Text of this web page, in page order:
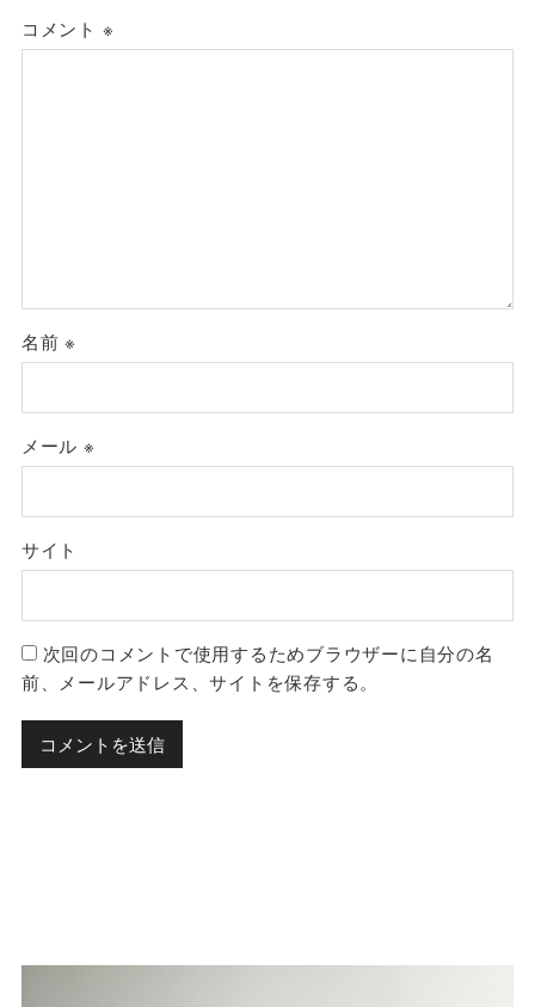
コメント ※
名前※
メール ※
サイト
次回のコメントで使用するためブラウザーに自分の名
前、メールアドレス、サイトを保存する。